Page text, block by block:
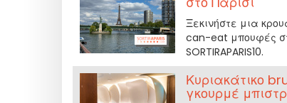
Ξεκινήστε μια
can-eat μπουφές
SORTIRAPARIS10.
Κυριακάτικο
γκουρμέ